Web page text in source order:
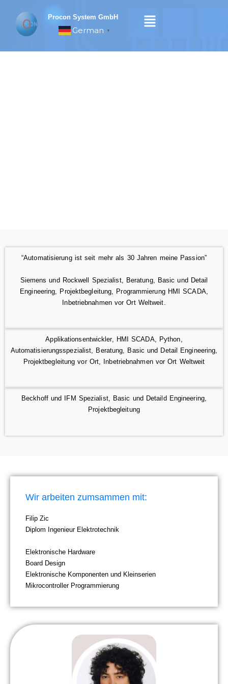
content
Procon System GmbH
German ▼
“Automatisierung ist seit mehr als 30 Jahren meine Passion”
Siemens und Rockwell Spezialist, Beratung, Basic und Detail
Engineering, Projektbegleitung, Programmierung HMI SCADA,
Inbetriebnahmen vor Ort Weltweit.
Applikationsentwickler, HMI SCADA, Python,
Automatisierungsspezialist, Beratung, Basic und Detail Engineering,
Projektbegleitung vor Ort,
Inbetriebnahmen vor Ort Weltweit
Beckhoff und IFM Spezialist, Basic und Detaild Engineering,
Projektbegleitung
Wir arbeiten zumsammen mit:
Filip Zic
Diplom Ingenieur Elektrotechnik
Elektronische Hardware
Board Design
Elektronische Komponenten und Kleinserien
Mikrocontroller Programmierung